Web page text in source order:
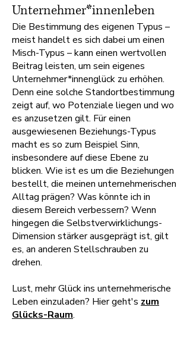
Unternehmer*innenleben
Die Bestimmung des eigenen Typus –
meist handelt es sich dabei um einen
Misch-Typus – kann einen wertvollen
Beitrag leisten, um sein eigenes
Unternehmer*innenglück zu erhöhen.
Denn eine solche Standortbestimmung
zeigt auf, wo Potenziale liegen und wo
es anzusetzen gilt. Für einen
ausgewiesenen Beziehungs-Typus
macht es so zum Beispiel Sinn,
insbesondere auf diese Ebene zu
blicken. Wie ist es um die Beziehungen
bestellt, die meinen unternehmerischen
Alltag prägen? Was könnte ich in
diesem Bereich verbessern? Wenn
hingegen die Selbstverwirklichungs-
Dimension stärker ausgeprägt ist, gilt
es, an anderen Stellschrauben zu
drehen.
Lust, mehr Glück ins unternehmerische
Leben einzuladen? Hier geht's zum
Glücks-Raum.